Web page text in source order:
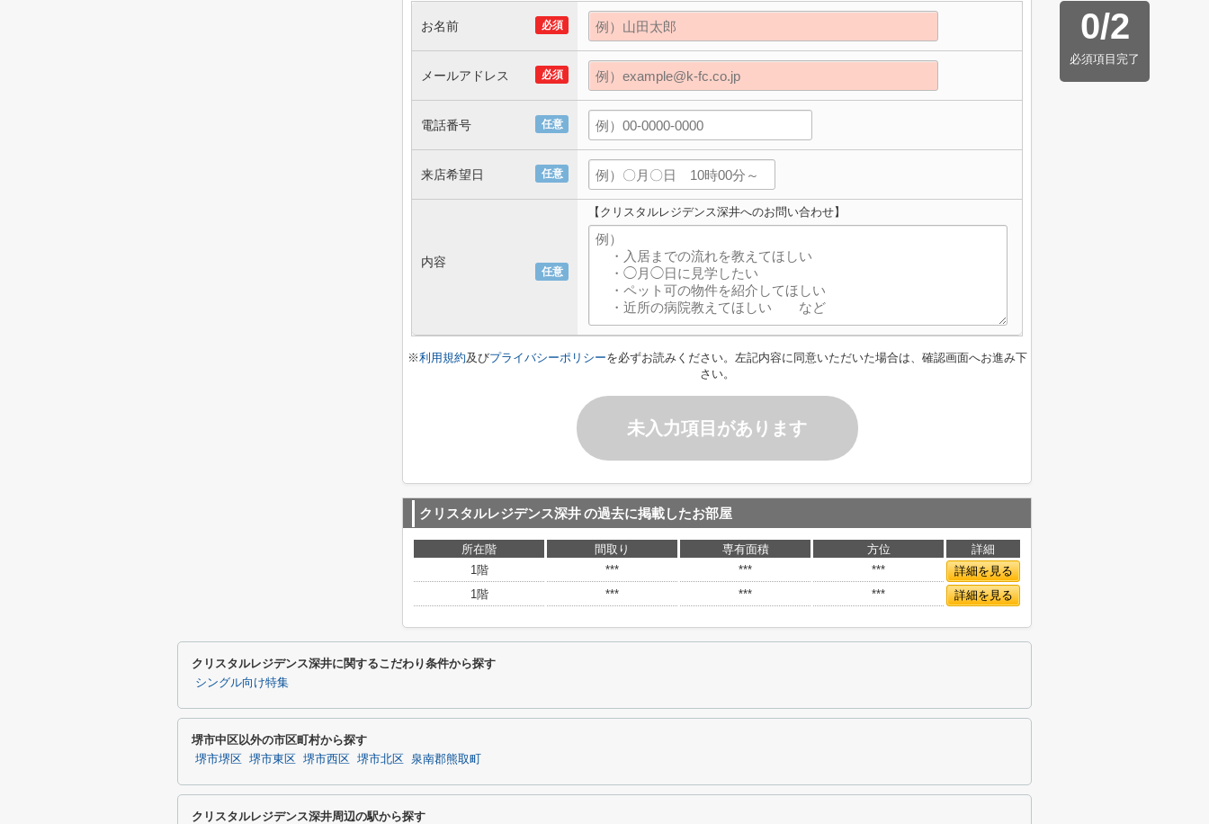
0/2
必須項目完了
必須
お名前
必須
メールアドレス
任意
電話番号
任意
来店希望日
任意
内容
【クリスタルレジデンス深井へのお問い合わせ】
※利用規約及びプライバシーポリシーを必ずお読みください。左記内容に同意いただいた場合は、確認画面へお進み下
さい。
未入力項目があります
クリスタルレジデンス深井の過去に掲載したお部屋
所在階 間取り 専有面積 方位
詳細
1階
*** *** ***
詳細を見る
1階
*** *** *** 詳細を見る
クリスタルレジデンス深井に関するこだわり条件から探す
シングル向け特集
堺市中区以外の市区町村から探す
堺市堺区 堺市東区 堺市西区 堺市北区 泉南郡熊取町
クリスタルレジデンス深井周辺の駅から探す